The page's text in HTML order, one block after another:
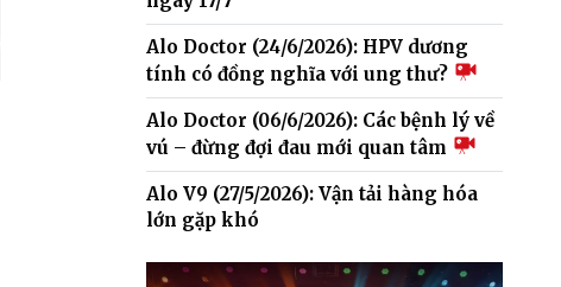
Alo Doctor (24/6/2026): HPV dương
tính có đồng nghĩa với ung thư?
Alo Doctor (06/6/2026): Các bệnh lý về
vú – đừng đợi đau mới quan tâm
Alo V9 (27/5/2026): Vận tải hàng hóa
lớn gặp khó